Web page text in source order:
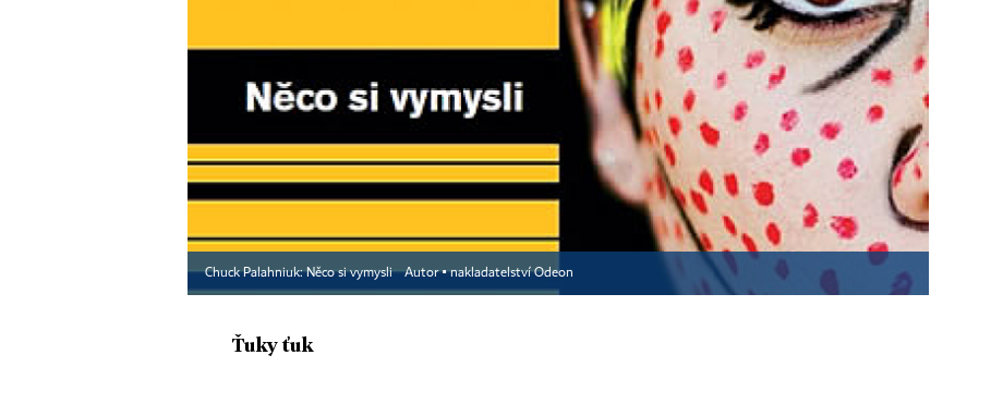
Chuck Palahniuk: Něco si vymysli Autor ▪nakladatelství Odeon
Ťuky ťuk